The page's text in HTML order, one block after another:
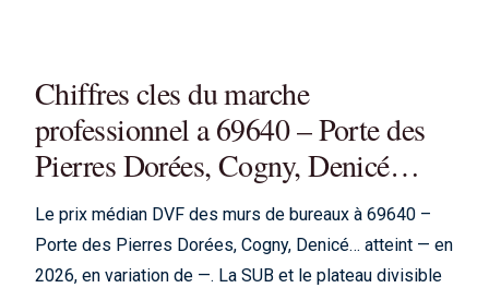
Chiffres cles du marche
professionnel a 69640 – Porte des
Pierres Dorées, Cogny, Denicé…
Le prix médian DVF des murs de bureaux à 69640 –
Porte des Pierres Dorées, Cogny, Denicé… atteint — en
2026, en variation de —. La SUB et le plateau divisible